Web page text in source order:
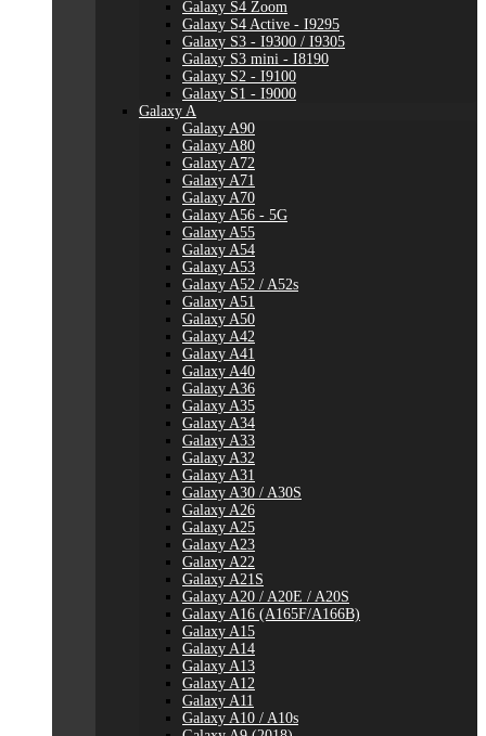
Galaxy S4 Zoom
Galaxy S4 Active - I9295
Galaxy S3 - I9300 / I9305
Galaxy S3 mini - I8190
Galaxy S2 - I9100
Galaxy S1 - I9000
Galaxy A
Galaxy A90
Galaxy A80
Galaxy A72
Galaxy A71
Galaxy A70
Galaxy A56 - 5G
Galaxy A55
Galaxy A54
Galaxy A53
Galaxy A52 / A52s
Galaxy A51
Galaxy A50
Galaxy A42
Galaxy A41
Galaxy A40
Galaxy A36
Galaxy A35
Galaxy A34
Galaxy A33
Galaxy A32
Galaxy A31
Galaxy A30 / A30S
Galaxy A26
Galaxy A25
Galaxy A23
Galaxy A22
Galaxy A21S
Galaxy A20 / A20E / A20S
Galaxy A16 (A165F/A166B)
Galaxy A15
Galaxy A14
Galaxy A13
Galaxy A12
Galaxy A11
Galaxy A10 / A10s